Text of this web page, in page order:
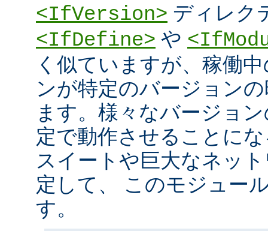
<IfVersion> ディレク
<IfDefine> や
く似ていますが、稼働
ンが特定のバージョン
ます。様々なバージョ
定で動作させることに
スイートや巨大なネッ
定して、 このモジュー
す。